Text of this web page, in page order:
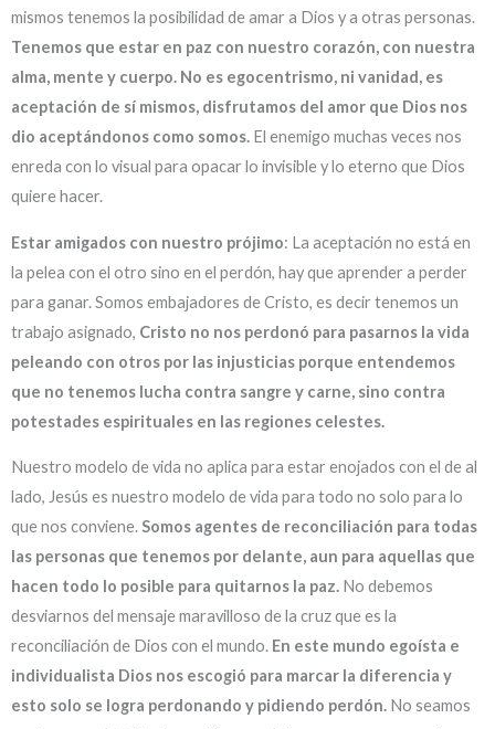
mismos tenemos la posibilidad de amar a Dios y a otras personas.
Tenemos que estar en paz con nuestro corazón, con nuestra
alma, mente y cuerpo. No es egocentrismo, ni vanidad, es
aceptación de sí mismos, disfrutamos del amor que Dios nos
dio aceptándonos como somos. El enemigo muchas veces nos
enreda con lo visual para opacar lo invisible y lo eterno que Dios
quiere hacer.
Estar amigados con nuestro prójimo: La aceptación no está en
la pelea con el otro sino en el perdón, hay que aprender a perder
para ganar. Somos embajadores de Cristo, es decir tenemos un
trabajo asignado, Cristo no nos perdonó para pasarnos la vida
peleando con otros por las injusticias porque entendemos
que no tenemos lucha contra sangre y carne, sino contra
potestades espirituales en las regiones celestes.
Nuestro modelo de vida no aplica para estar enojados con el de al
lado, Jesús es nuestro modelo de vida para todo no solo para lo
que nos conviene.Somos agentes de reconciliación para todas
las personas que tenemos por delante, aun para aquellas que
hacen todo lo posible para quitarnos la paz. No debemos
desviarnos del mensaje maravilloso de la cruz que es la
reconciliación de Dios con el mundo. En este mundo egoísta e
individualista Dios nos escogió para marcar la diferencia y
esto solo se logra perdonando y pidiendo perdón. No seamos